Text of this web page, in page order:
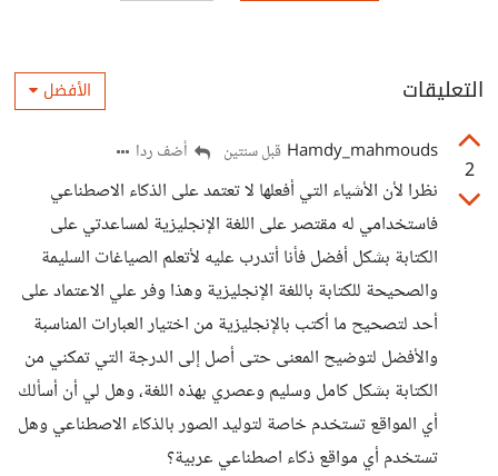
التعليقات الأفضل
2
Hamdy_mahmouds قبل سنتين أضف ردا
نظرا لأن الأشياء التي أفعلها لا تعتمد على الذكاء الاصطناعي
فاستخدامي له مقتصر على اللغة الإنجليزية لمساعدتي على
الكتابة بشكل أفضل فأنا أتدرب عليه لأتعلم الصياغات السليمة
والصحيحة للكتابة باللغة الإنجليزية وهذا وفر علي الاعتماد على
أحد لتصحيح ما أكتب بالإنجليزية من اختيار العبارات المناسبة
والأفضل لتوضيح المعنى حتى أصل إلى الدرجة التي تمكني من
الكتابة بشكل كامل وسليم وعصري بهذه اللغة، وهل لي أن أسألك
أي المواقع تستخدم خاصة لتوليد الصور بالذكاء الاصطناعي وهل
تستخدم أي مواقع ذكاء اصطناعي عربية؟